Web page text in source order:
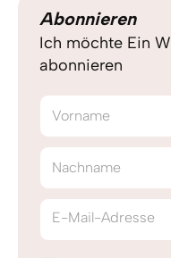
Abonnieren
Ich möchte Ein
abonnieren
Vorname
Nachname
E-Mail-Adresse